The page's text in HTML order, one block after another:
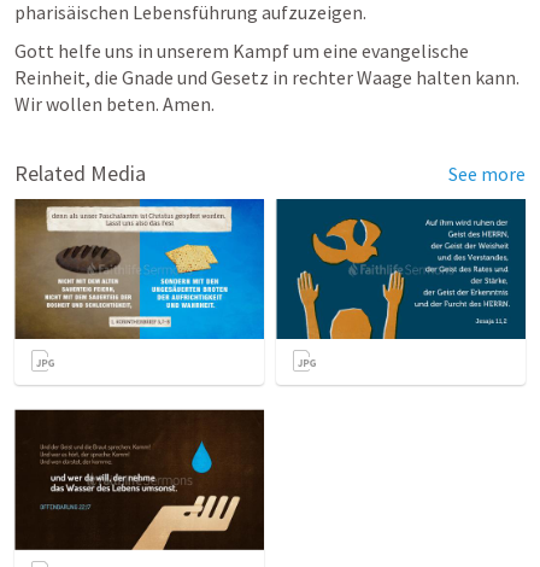
pharisäischen Lebensführung aufzuzeigen.
Gott helfe uns in unserem Kampf um eine evangelische
Reinheit, die Gnade und Gesetz in rechter Waage halten kann.
Wir wollen beten. Amen.
Related Media See more